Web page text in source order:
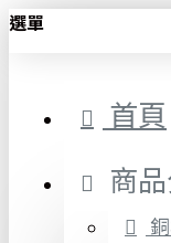
選單
首頁
商